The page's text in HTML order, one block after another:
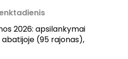
2026: apsilankymai
abatijoje (95 rajonas),